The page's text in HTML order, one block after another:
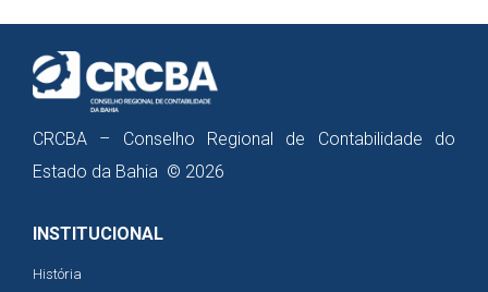
CRCBA – Conselho Regional de Contabilidade do
Estado da Bahia © 2026
INSTITUCIONAL
História